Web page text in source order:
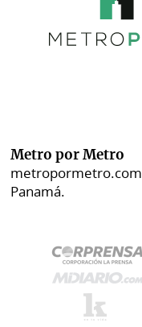
Metro por Metro
metropormetro.com
Panamá.